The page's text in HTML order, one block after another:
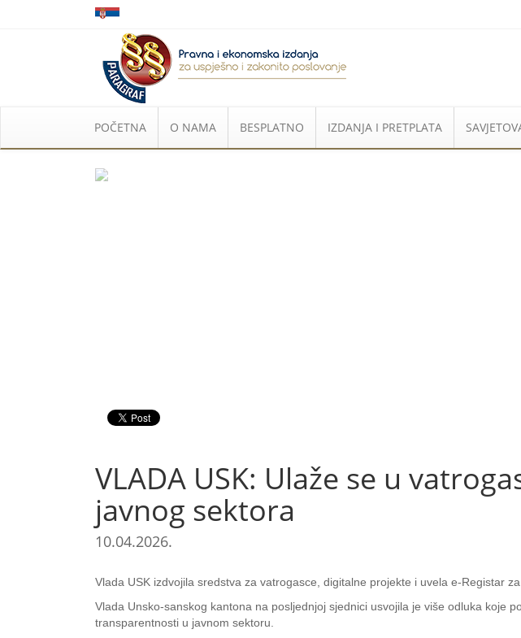
POČETNA O NAMA BESPLATNO IZDANJA I PRETPLATA
VLADA USK: Ulaže se u
javnog sektora
10.04.2026.
Vlada USK izdvojila sredstva za vatrogasce, digitalne projekte i uvela e-Registar
Vlada Unsko-sanskog kantona na posljednjoj sjednici usvojila je više odluka koje
transparentnosti u javnom sektoru.